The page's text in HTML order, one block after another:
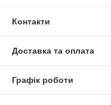
Контакти
Доставка та оплата
Графік роботи